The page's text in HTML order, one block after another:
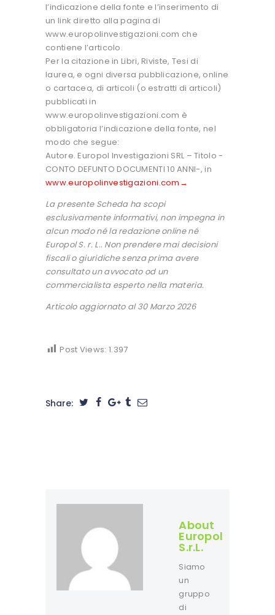
l’indicazione della fonte e l’inserimento di
un link diretto alla pagina di
www.europolinvestigazioni.com che
contiene l’articolo.
Per la citazione in Libri, Riviste, Tesi di
laurea, e ogni diversa pubblicazione, online
o cartacea, di articoli (o estratti di articoli)
pubblicati in
www.europolinvestigazioni.com è
obbligatoria l’indicazione della fonte, nel
modo che segue:
Autore. Europol Investigazioni SRL – Titolo -
CONTO DEFUNTO DOCUMENTI 10 ANNI-, in
www.europolinvestigazioni.com→
La presente Scheda ha scopi
esclusivamente informativi, non impegna in
alcun modo né la redazione online né
Europol S. r. L.. Non prendere mai decisioni
fiscali o giuridiche senza prima avere
consultato un avvocato od un
commercialista esperto nella materia.
Articolo aggiornato al 30 Marzo 2026
Post Views: 1.397
Share:
About
Europol
S.r.L.
Siamo
un
gruppo
di